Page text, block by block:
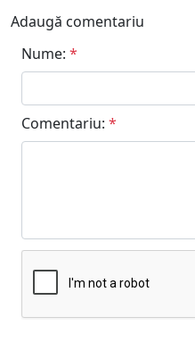
Adaugă comentariu
Nume: *
Comentariu: *